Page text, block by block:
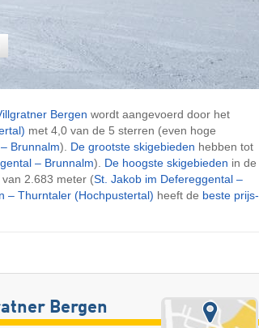
Bergen wordt aangevoerd door het
met 4,0 van de 5 sterren (even hoge
Brunnalm). De grootste skigebieden hebben tot
– Brunnalm). De hoogste skigebieden in de
2.683 meter (St. Jakob im Defereggental –
– Thurntaler (Hochpustertal) heeft de beste prijs-
Bergen